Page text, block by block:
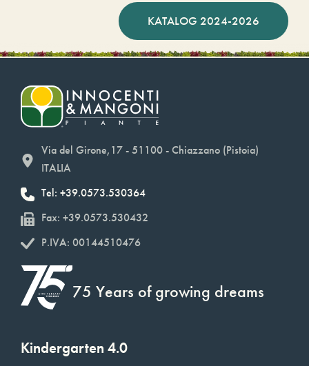
KATALOG 2024-2026
Via del Girone,17 - 51100 - Chiazzano (Pistoia)
ITALIA
Tel: +39.0573.530364
Fax: +39.0573.530432
P.IVA: 00144510476
75 Years of growing dreams
Kindergarten 4.0